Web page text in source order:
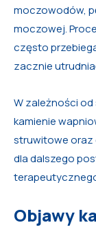
moczowodów,
moczowej.
często
zacznie
W zależności od
kamienie
struwitowe oraz
dla dalszego
Objawy